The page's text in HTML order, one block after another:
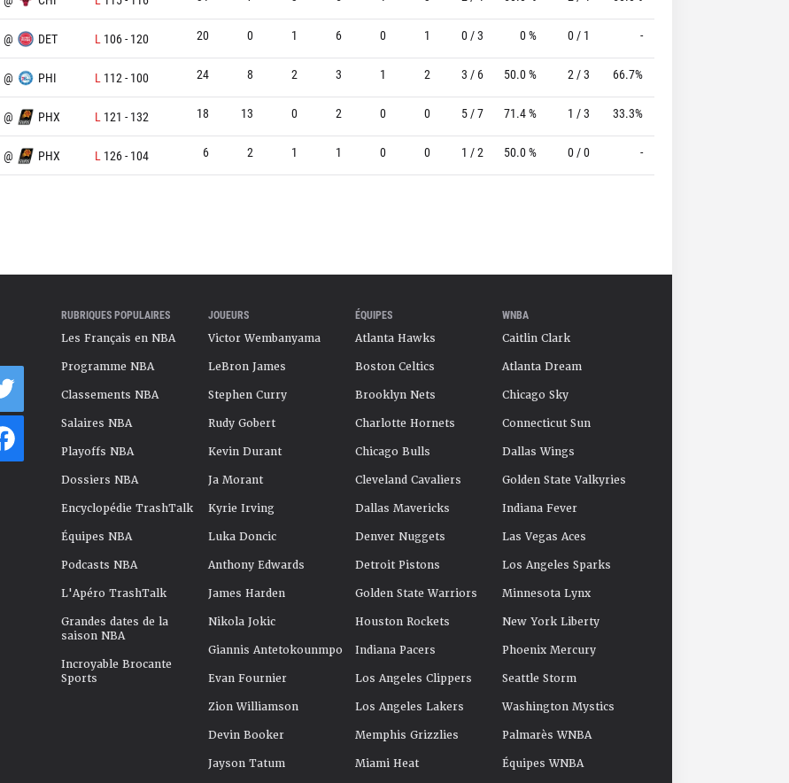
@ DET L 106- 120 20 0 1 6 0 1 0 / 3 0 % 0 / 1 -
@ PHI L 112 - 100 24 8 2 3 1 2 3 / 6 50.0 % 2 / 3 66.7%
@ PHX L 121 - 132 18 13 0 2 0 0 5 / 7 71.4 % 1 / 3 33.3%
@ PHX L 126- 104 6 2 1 1 0 0 1 / 2 50.0 % 0 / 0 -
RUBRIQUES POPULAIRES
Les Français en NBA
Programme NBA
Classements NBA
Salaires NBA
Playoffs NBA
Dossiers NBA
Encyclopédie TrashTalk
Équipes NBA
Podcasts NBA
L'Apéro TrashTalk
Grandes dates de la
saison NBA
Incroyable Brocante
Sports
JOUEURS
Victor Wembanyama
LeBron James
Stephen Curry
Rudy Gobert
Kevin Durant
Ja Morant
Kyrie Irving
Luka Doncic
Anthony Edwards
James Harden
Nikola Jokic
Giannis Antetokounmpo
Evan Fournier
Zion Williamson
Devin Booker
Jayson Tatum
ÉQUIPES
Atlanta Hawks
Boston Celtics
Brooklyn Nets
Charlotte Hornets
Chicago Bulls
Cleveland Cavaliers
Dallas Mavericks
Denver Nuggets
Detroit Pistons
Golden State Warriors
Houston Rockets
Indiana Pacers
Los Angeles Clippers
Los Angeles Lakers
Memphis Grizzlies
Miami Heat
WNBA
Caitlin Clark
Atlanta Dream
Chicago Sky
Connecticut Sun
Dallas Wings
Golden State Valkyries
Indiana Fever
Las Vegas Aces
Los Angeles Sparks
Minnesota Lynx
New York Liberty
Phoenix Mercury
Seattle Storm
Washington Mystics
Palmarès WNBA
Équipes WNBA